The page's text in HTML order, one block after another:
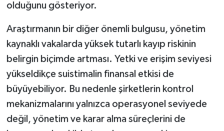
olduğunu gösteriyor.
Araştırmanın bir diğer önemli bulgusu, yönetim
kaynaklı vakalarda yüksek tutarlı kayıp riskinin
belirgin biçimde artması. Yetki ve erişim seviyesi
yükseldikçe suistimalin finansal etkisi de
büyüyebiliyor. Bu nedenle şirketlerin kontrol
mekanizmalarını yalnızca operasyonel seviyede
değil, yönetim ve karar alma süreçlerini de